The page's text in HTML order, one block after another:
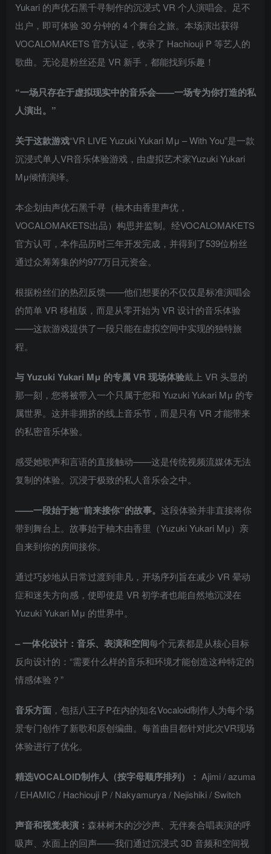
Yukari 的声优石黑千寻制作的沉浸式 VR 个人演唱会。足不
出户，即可体验 30 分钟的 4 个舞台之旅。本场演出获得
VOCALOMAKETS 官方认证，收录了 Hachiouji P 等艺人的
歌曲。无论是粉丝还是 VR 新手，都能找到乐趣！
“一场只存在于虚拟现实中的音乐会——一场专为你打造的私
人演出。”
关于这款游戏“VR LIVE Yuzuki Yukari Mμ – With You”是一款
沉浸式单人VR音乐体验游戏，由虚拟艺术家Yuzuki Yukari
Mμ倾情演绎。
本企划由声优石黑千寻（柚木由香里声优，
VOCALOMAKETS出品）构思并监制。经VOCALOMAKETS
官方认可，本作品历时三年开发完成，并得到了539位粉丝
通过众筹筹集的约977万日元资金。
根据粉丝们的热烈反馈——他们想要的不仅仅是标准演唱会
的简单 VR 移植版，而是从零开始为 VR 设计的音乐体验
——这款游戏提供了一段只能在虚拟空间中实现的独特旅
程。
与 Yuzuki Yukari Mμ 的专属 VR 现场体验戴上 VR 头显的
那一刻，您将被带入一个只属于您和 Yuzuki Yukari Mμ 的专
属世界。这并非拥挤的线上音乐节，而是只有 VR 才能带来
的私密音乐体验。
感受她歌声和言语的直接触动——这是传统视频流媒体无法
复制的体验。沉浸于极致的私人音乐会之中。
——一段始于她“前来接你”的故事。 这段体验并非直接将你
带到舞台上。故事始于柚木由香里（Yuzuki Yukari Mμ）亲
自来到你的房间接你。
通过巧妙地从日常过渡到非凡，开场序列旨在减少 VR 晕动
症和迷失方向感，使即使是 VR 初学者也能自然地沉浸在
Yuzuki Yukari Mμ 的世界中。
– 一体化设计：音乐、表演和空间每个元素都是从核心目标
反向设计的：“需要什么样的音乐和环境才能创造这种特定的
情感体验？”
音乐方面 ，包括八王子P在内的知名Vocaloid制作人为每个场
景专门创作了新歌和原创编曲。每首曲目都针对此次VR现场
体验进行了优化。
精选VOCALOID制作人（按字母顺序排列）： Ajimi / azuma
/ EHAMIC / Hachiouji P / Nakyamurya / Nejishiki / Switch
声音和视觉表演： 森林树木的沙沙声、无伴奏合唱表演的呼
吸声、水面上的回声——我们通过沉浸式 3D 音频和空间视